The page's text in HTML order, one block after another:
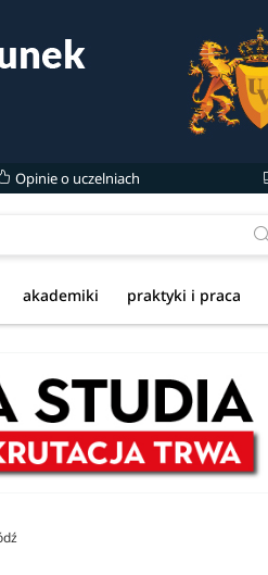
Opinie o uczelniach
akademiki praktyki i praca